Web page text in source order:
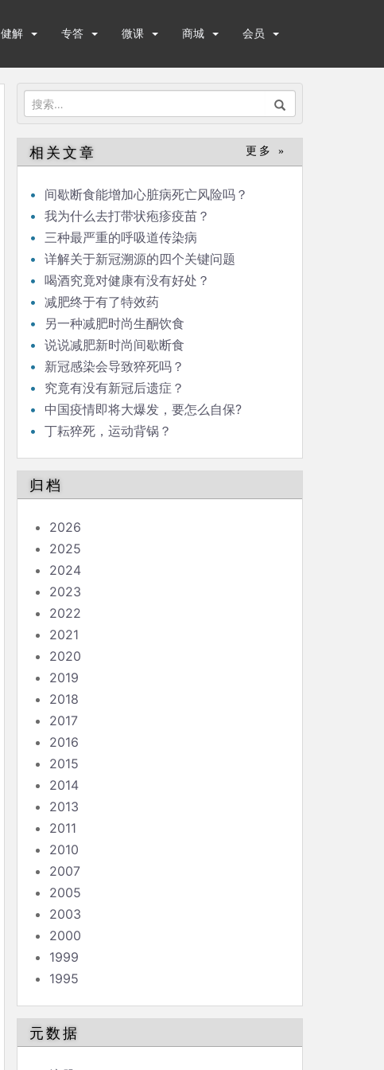
健解 专答 微课 商城 会员
搜
索：
相关文章 更多 »
间歇断食能增加心脏病死亡风险吗？
我为什么去打带状疱疹疫苗？
三种最严重的呼吸道传染病
详解关于新冠溯源的四个关键问题
喝酒究竟对健康有没有好处？
减肥终于有了特效药
另一种减肥时尚生酮饮食
说说减肥新时尚间歇断食
新冠感染会导致猝死吗？
究竟有没有新冠后遗症？
中国疫情即将大爆发，要怎么自保?
丁耘猝死，运动背锅？
归档
2026
2025
2024
2023
2022
2021
2020
2019
2018
2017
2016
2015
2014
2013
2011
2010
2007
2005
2003
2000
1999
1995
元数据